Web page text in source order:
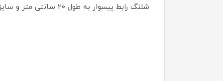
شلنگ رابط پیسوار به طول 20 سانتی متر و سایز مهره 3/8 که برای اضافه کردن طول شلنگ به کار میرود.